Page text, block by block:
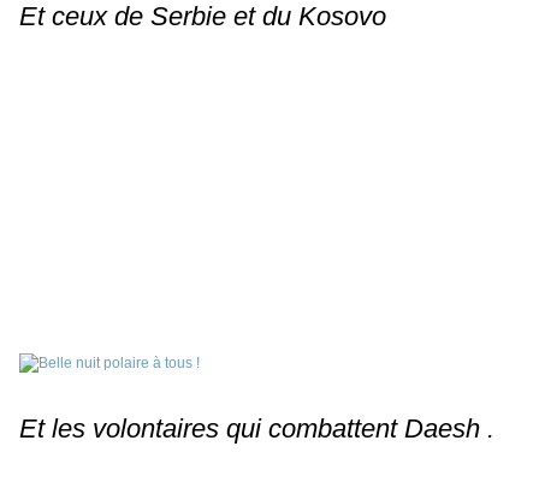
Et ceux de Serbie et du Kosovo
Et les volontaires qui combattent Daesh .